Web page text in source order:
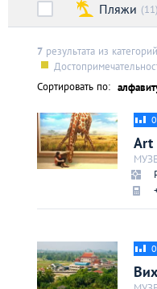
Лос-
Санкт-
Пляжи (11)
7 результата из
Сортировать по:
Art